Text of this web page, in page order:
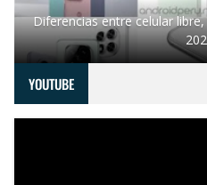
Diferencias entre celular
YOUTUBE